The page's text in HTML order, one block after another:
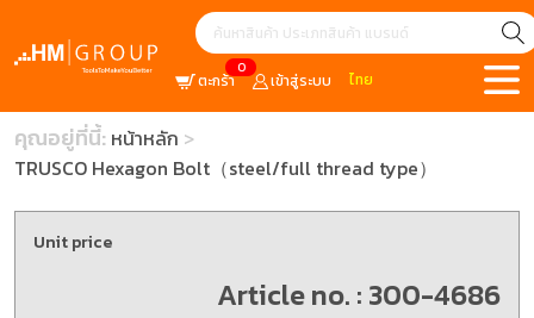
0
ตะกร้า เข้าสู่ระบบ ไทย
คุณอยู่ที่นี้: หน้าหลัก
TRUSCO Hexagon Bolt（steel/full thread type）
Unit price
Article no. : 300-4686